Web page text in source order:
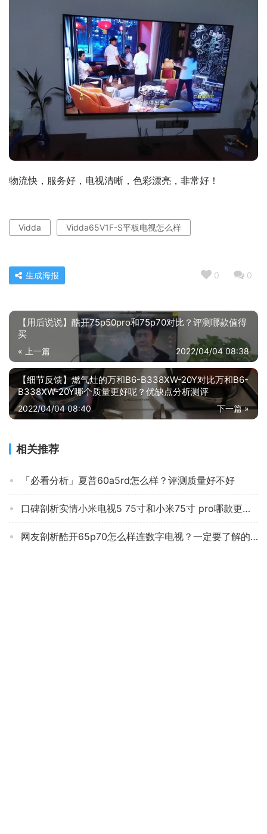
物流快，服务好，电视清晰，色彩漂亮，非常好！
Vidda Vidda65V1F-S平板电视怎么样
0 0
生成海报
【用后说说】酷开75p50pro和75p70对比？评测哪款值得
买
« 上一篇 2022/04/04 08:38
【细节反馈】燃气灶的万和B6-B338XW-20Y对比万和B6-
B338XW-20Y哪个质量更好呢？优缺点分析测评
下一篇 »
2022/04/04 08:40
相关推荐
「必看分析」夏普60a5rd怎么样？评测质量好不好
口碑剖析实情小米电视5 75寸和小米75寸 pro哪款更适合？良心点评配置区别
网友剖析酷开65p70怎么样连数字电视？一定要了解的评测情况